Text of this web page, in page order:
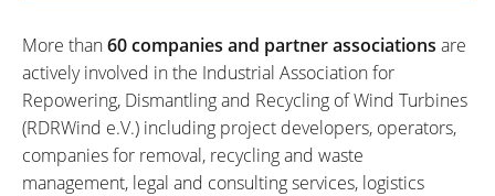
More than60 companies and partner associations are
actively involved in the Industrial Association for
Repowering, Dismantling and Recycling of Wind Turbines
(RDRWind e.V.) including project developers, operators,
companies for removal, recycling and waste
management, legal and consulting services, logistics